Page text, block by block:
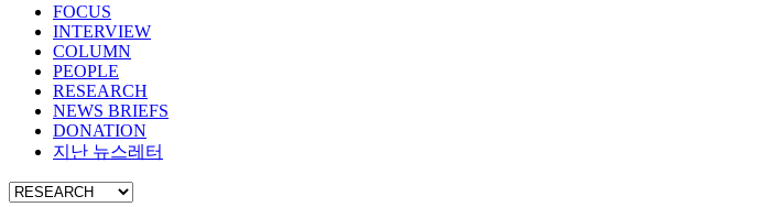
FOCUS
INTERVIEW
COLUMN
PEOPLE
RESEARCH
NEWS BRIEFS
DONATION
지난 뉴스레터